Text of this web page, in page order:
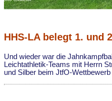
HHS-LA belegt 1. und
Und wieder war die
Leichtathletik-Teams mit Herrn
und Silber beim JtfO-